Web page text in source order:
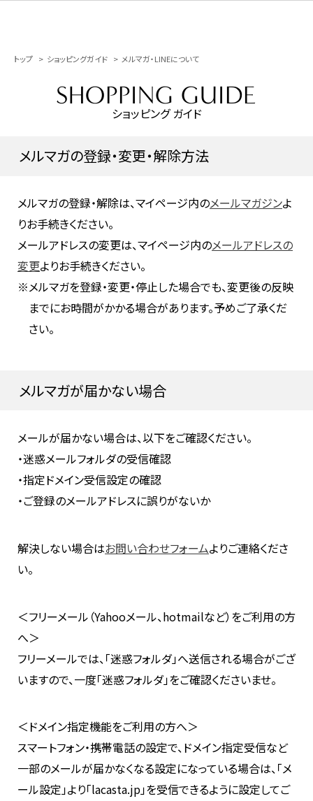
トップ > ショッピングガイド > メルマガ・LINEについて
SHOPPING GUIDE
ショッピング ガイド
メルマガの登録・変更・解除方法
メルマガの登録・解除は、マイページ内のメールマガジンよ
りお手続きください。
メールアドレスの変更は、マイページ内のメールアドレスの
変更よりお手続きください。
※メルマガを登録・変更・停止した場合でも、変更後の反映
までにお時間がかかる場合があります。予めご了承くだ
さい。
メルマガが届かない場合
メールが届かない場合は、以下をご確認ください。
・迷惑メールフォルダの受信確認
・指定ドメイン受信設定の確認
・ご登録のメールアドレスに誤りがないか
解決しない場合はお問い合わせフォームよりご連絡くださ
い。
＜フリーメール（Yahooメール、hotmailなど）をご利用の方
へ＞
フリーメールでは、「迷惑フォルダ」へ送信される場合がござ
いますので、一度「迷惑フォルダ」をご確認くださいませ。
＜ドメイン指定機能をご利用の方へ＞
スマートフォン・携帯電話の設定で、ドメイン指定受信など
一部のメールが届かなくなる設定になっている場合は、「メ
ール設定」より「lacasta.jp」を受信できるように設定してご